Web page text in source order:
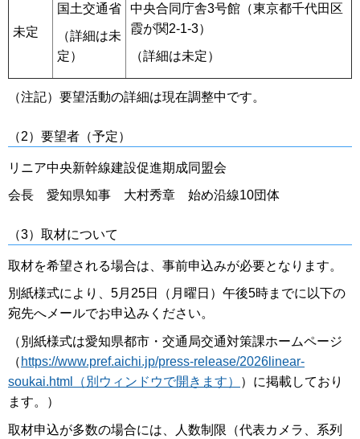
未定
国土交通省
（詳細は未
定）
中央合同庁舎3号館（東京都千代田区
霞が関2-1-3）
（詳細は未定）
（注記）要望活動の詳細は現在調整中です。
（2）要望者（予定）
リニア中央新幹線建設促進期成同盟会
会長 愛知県知事 大村秀章 始め沿線10団体
（3）取材について
取材を希望される場合は、事前申込みが必要となります。
別紙様式により、5月25日（月曜日）午後5時までに以下の
宛先へメールでお申込みください。
（別紙様式は愛知県都市・交通局交通対策課ホームページ
（ https://www.pref.aichi.jp/press-release/2026linear-
soukai.html（別ウィンドウで開きます）
）に掲載しており
ます。）
取材申込が多数の場合には、人数制限（代表カメラ、系列